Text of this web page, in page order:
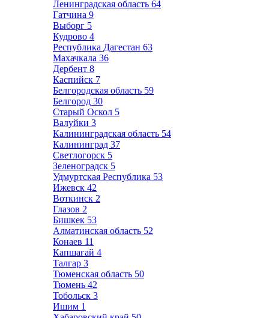
Ленинградская область 64
Гатчина 9
Выборг 5
Кудрово 4
Республика Дагестан 63
Махачкала 36
Дербент 8
Каспийск 7
Белгородская область 59
Белгород 30
Старый Оскол 5
Валуйки 3
Калининградская область 54
Калининград 37
Светлогорск 5
Зеленоградск 5
Удмуртская Республика 53
Ижевск 42
Воткинск 2
Глазов 2
Бишкек 53
Алматинская область 52
Конаев 11
Капшагай 4
Талгар 3
Тюменская область 50
Тюмень 42
Тобольск 3
Ишим 1